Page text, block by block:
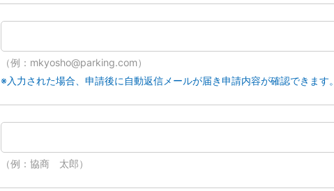
（例：mkyosho@parking.com）
※入力された場合、申請後に自動返信メールが届き申請内容が確認できます。
（例：協商 太郎）